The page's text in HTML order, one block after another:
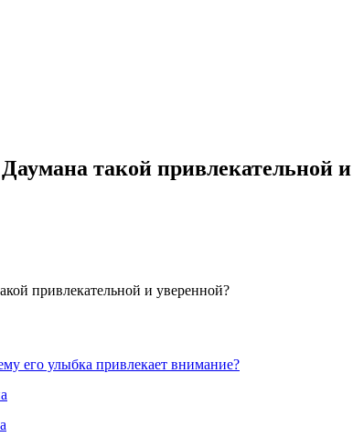
такой привлекательной
привлекательной и уверенной?
его улыбка привлекает внимание?